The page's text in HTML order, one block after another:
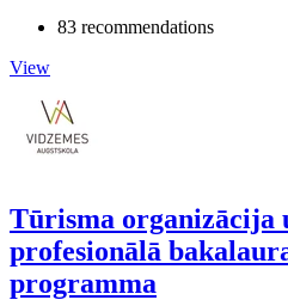
83 recommendations
View
Tūrisma organizācija
profesionālā
programma